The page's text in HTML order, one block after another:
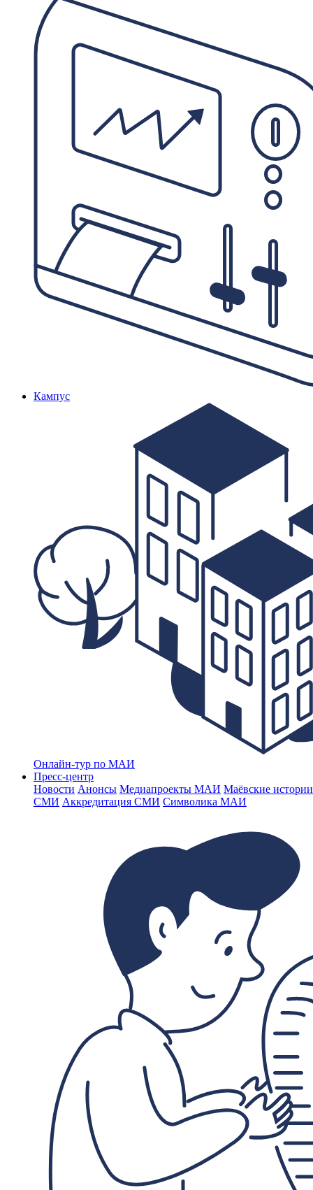
Кампус
Онлайн-тур по МАИ
Пресс-центр
Новости Анонсы Медиапроекты МАИ Маёвские
СМИ Аккредитация СМИ Символика МАИ